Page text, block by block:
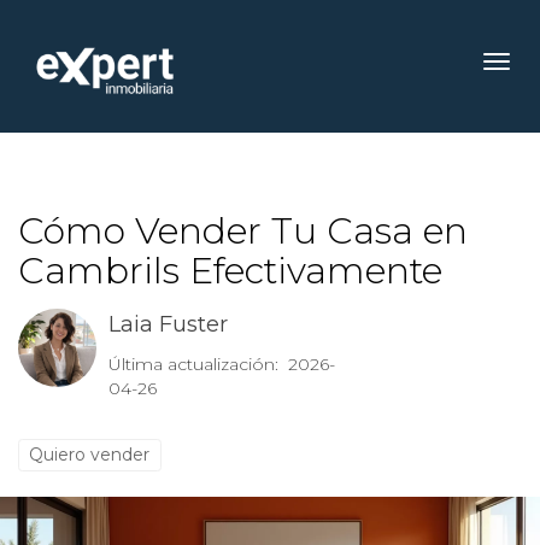
Cómo Vender Tu Casa en
Cambrils Efectivamente
Laia Fuster
Última actualización: 2026-
04-26
Quiero vender